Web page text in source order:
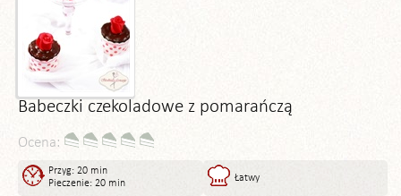
Babeczki czekoladowe z pomarańczą
Ocena:
Przyg: 20 min
Pieczenie: 20 min
Łatwy